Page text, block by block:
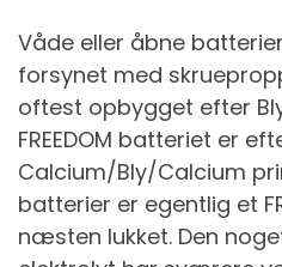
Våde eller åbne
forsynet med
oftest opbygget efter
FREEDOM batteriet er
Calcium/Bly/Calcium
batterier er egentlig et
næsten lukket. Den